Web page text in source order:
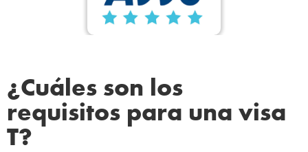
¿Cuáles son los
requisitos para una visa
T?